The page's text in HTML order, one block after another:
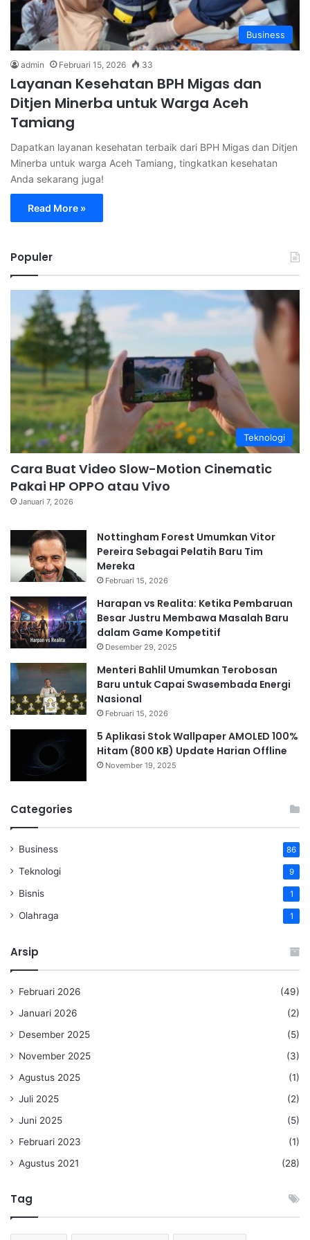
Business
admin Februari 15, 2026 33
Layanan Kesehatan BPH Migas dan
Ditjen Minerba untuk Warga Aceh
Tamiang
Dapatkan layanan kesehatan terbaik dari BPH Migas dan Ditjen
Minerba untuk warga Aceh Tamiang, tingkatkan kesehatan
Anda sekarang juga!
Read More »
Populer
Teknologi
Cara Buat Video Slow-Motion Cinematic
Pakai HP OPPO atau Vivo
Januari 7, 2026
Nottingham Forest Umumkan Vitor
Pereira Sebagai Pelatih Baru Tim
Mereka
Februari 15, 2026
Harapan vs Realita: Ketika Pembaruan
Besar Justru Membawa Masalah Baru
dalam Game Kompetitif
Desember 29, 2025
Menteri Bahlil Umumkan Terobosan
Baru untuk Capai Swasembada Energi
Nasional
Februari 15, 2026
5 Aplikasi Stok Wallpaper AMOLED 100%
Hitam (800 KB) Update Harian Offline
November 19, 2025
Categories
Business 86
Teknologi 9
Bisnis 1
Olahraga 1
Arsip
Februari 2026
(49)
Januari 2026
(2)
Desember 2025
(5)
November 2025
(3)
Agustus 2025
(1)
Juli 2025
(2)
Juni 2025
(5)
Februari 2023
(1)
Agustus 2021
(28)
Tag